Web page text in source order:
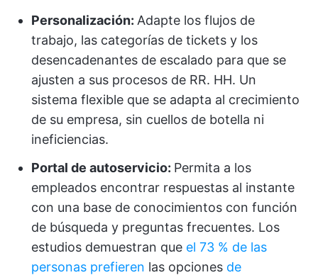
Personalización: Adapte los flujos de
trabajo, las categorías de tickets y los
desencadenantes de escalado para que se
ajusten a sus procesos de RR. HH. Un
sistema flexible que se adapta al crecimiento
de su empresa, sin cuellos de botella ni
ineficiencias.
Portal de autoservicio: Permita a los
empleados encontrar respuestas al instante
con una base de conocimientos con función
de búsqueda y preguntas frecuentes. Los
estudios demuestran que el 73 % de las
personas prefieren las opciones de